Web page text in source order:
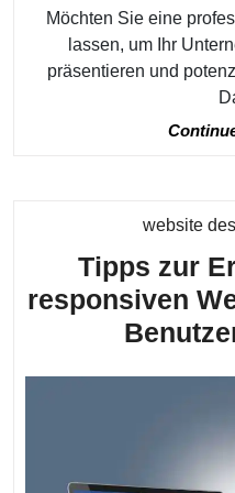
Möchten Sie eine
lassen, um Ihr
präsentieren und
website
Tipps zur
responsiven